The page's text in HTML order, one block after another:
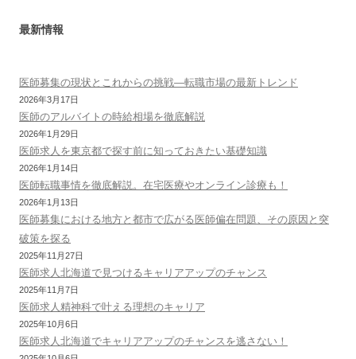
ビ
ー
シ
ン
最新情報
医師募集の現状とこれからの挑戦—転職市場の最新トレンド
2026年3月17日
医師のアルバイトの時給相場を徹底解説
2026年1月29日
医師求人を東京都で探す前に知っておきたい基礎知識
2026年1月14日
医師転職事情を徹底解説。在宅医療やオンライン診療も！
2026年1月13日
医師募集における地方と都市で広がる医師偏在問題、その原因と突
破策を探る
2025年11月27日
医師求人北海道で見つけるキャリアアップのチャンス
2025年11月7日
医師求人精神科で叶える理想のキャリア
2025年10月6日
医師求人北海道でキャリアアップのチャンスを逃さない！